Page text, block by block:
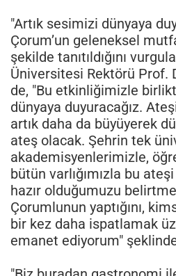
"Artık sesimizi dünyaya
Çorum’un geleneksel
şekilde tanıtıldığını
Üniversitesi Rektörü Prof.
de, "Bu etkinliğimizle
dünyaya duyuracağız.
artık daha da büyüyerek
ateş olacak. Şehrin tek
akademisyenlerimizle,
bütün varlığımızla bu
hazır olduğumuzu
Çorumlunun yaptığını,
bir kez daha ispatlamak
emanet ediyorum"